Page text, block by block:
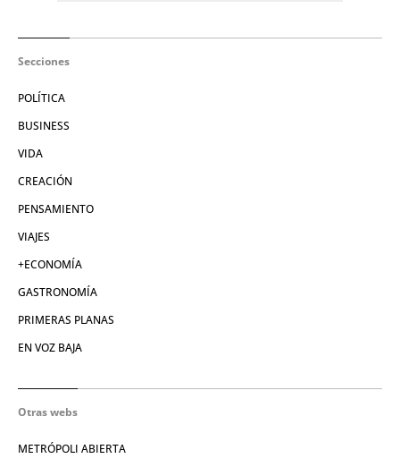
Secciones
POLÍTICA
BUSINESS
VIDA
CREACIÓN
PENSAMIENTO
VIAJES
+ECONOMÍA
GASTRONOMÍA
PRIMERAS PLANAS
EN VOZ BAJA
Otras webs
METRÓPOLI ABIERTA